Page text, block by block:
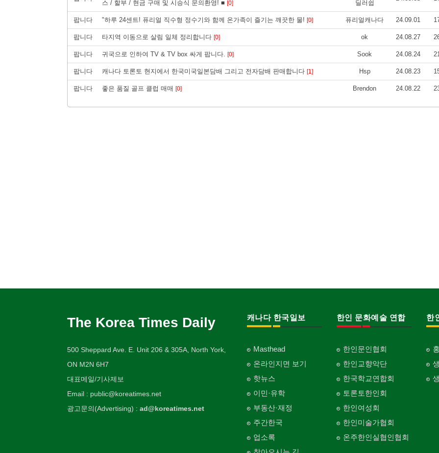
스 / 할부 / 현금 구매 및 시승식 문의환영! ■ [0]
딜러쉽
팝니다 "하루 24센트! 퓨리얼 직수형 정수기와 함께 온가족이 즐기는 깨끗한 물! [0] 퓨리얼캐나다 24.09.01
팝니다 타지역 이동으로 살림 일체 정리합니다 [0] ok 24.08.27
팝니다 귀국으로 인하여 TV & TV box 싸게 팝니다. [0] Sook 24.08.24
팝니다 캐나다 토론토 현지에서 한국미국일본담배 그리고 전자담배 판매합니다 [1] Hsp 24.08.23
팝니다 좋은 품질 골프 클럽 매매 [0] Brendon 24.08.22
The Korea Times Daily
500 Sheppard Ave. E. Unit 206 & 305A, North York,
ON M2N 6H7
대표메일/기사제보
Email : public@koreatimes.net
광고문의(Advertising) : ad@koreatimes.net
캐나다 한국일보
Masthead
온라인지면 보기
핫뉴스
이민·유학
부동산·재정
주간한국
업소록
한인 문화예술 연합
한인문인협회
한인교향악단
한국학교연합회
토론토한인회
한인여성회
한인미술가협회
온주한인실협인협회
한